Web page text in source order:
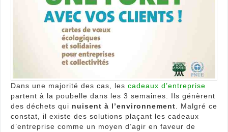
Dans une majorité des cas, les cadeaux d’entreprise
partent à la poubelle dans les 3 semaines. Ils génèrent
des déchets qui nuisent à l’environnement . Malgré ce
constat, il existe des solutions plaçant les cadeaux
d’entreprise comme un moyen d’agir en faveur de